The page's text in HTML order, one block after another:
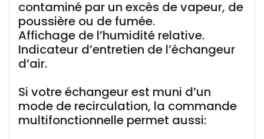
contaminé par un excès de vapeur, de
poussière ou de fumée.
Affichage de l’humidité relative.
Indicateur d’entretien de l’échangeur
d’air.
Si votre échangeur est muni d’un
mode de recirculation, la commande
multifonctionnelle permet aussi: